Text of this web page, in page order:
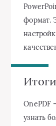
формат.
Итоги
OnePDF
узнать